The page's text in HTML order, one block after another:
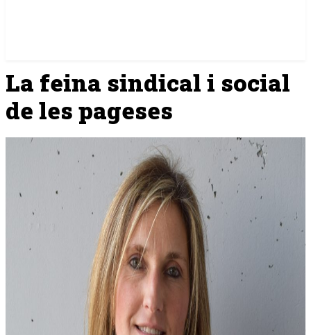
La feina sindical i social
de les pageses